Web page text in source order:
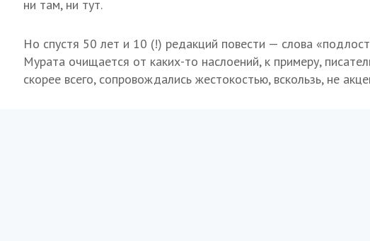
ни там, ни тут.
Но спустя 50 лет и 10 (!) редакций повести — слова
Мурата очищается от каких-то наслоений, к примеру,
скорее всего, сопровождались жестокостью, вскользь, не